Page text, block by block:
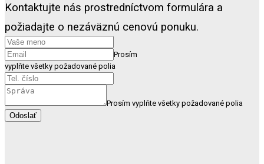
Kontaktujte nás prostredníctvom formulára a
požiadajte o nezáväznú cenovú ponuku.
Prosím
vyplňte všetky požadované polia
Prosím vyplňte všetky požadované polia
Odoslať